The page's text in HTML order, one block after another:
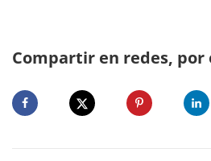
Compartir en redes, por